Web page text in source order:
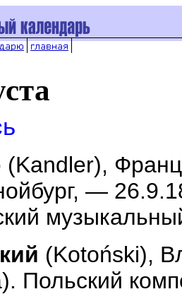
(Kandler),
—
(Kotoński),
Польский